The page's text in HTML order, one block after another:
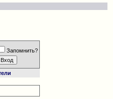
Запомнить?